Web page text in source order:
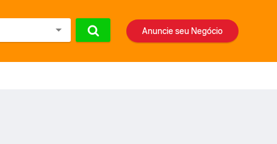
Anuncie seu Negócio